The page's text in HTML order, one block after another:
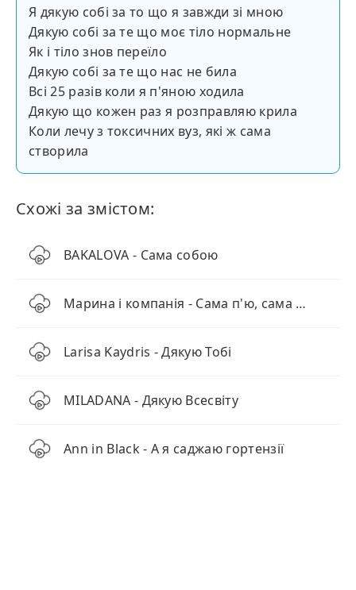
Я дякую собі за то що я завжди зі мною
Дякую собі за те що моє тіло нормальне
Як і тіло знов переїло
Дякую собі за те що нас не била
Всі 25 разів коли я п'яною ходила
Дякую що кожен раз я розправляю крила
Коли лечу з токсичних вуз, які ж сама
створила
Схожі за змістом:
BAKALOVA - Сама собою
Марина і компанія - Сама п'ю, сама наливаю (Наживо)
Larisa Kaydris - Дякую Тобі
MILADANA - Дякую Всесвіту
Ann in Black - А я саджаю гортензії